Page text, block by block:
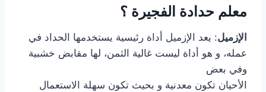
معلم حدادة الفجيرة ؟
الإزميل: يعد الإزميل أداة رئيسية يستخدمها الحداد في
عمله، و هو أداة ليست غالية الثمن، لها مقابض خشبية
وفي بعض
الأحيان تكون معدنية و بحيث تكون سهلة الاستعمال